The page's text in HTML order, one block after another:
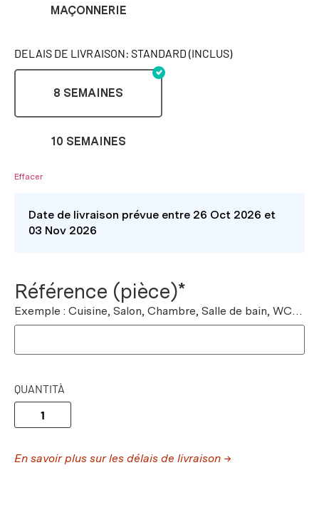
MAÇONNERIE
DELAIS DE LIVRAISON: STANDARD (INCLUS)
8 SEMAINES
10 SEMAINES
Effacer
Date de livraison prévue entre 26 Oct 2026 et
03 Nov 2026
Référence (pièce)*
Exemple : Cuisine, Salon, Chambre, Salle de bain, WC…
QUANTITÀ
En savoir plus sur les délais de livraison →